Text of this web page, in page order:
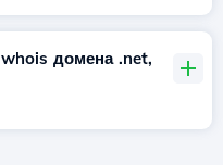
домена .net,